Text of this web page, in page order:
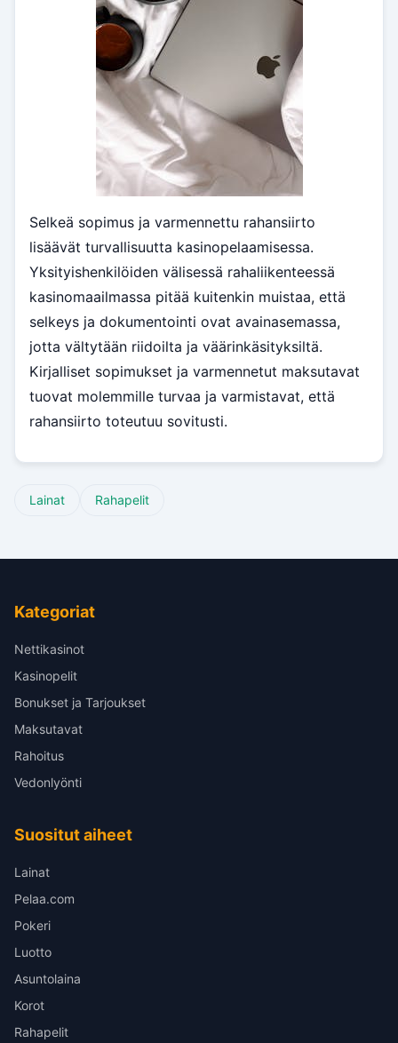
Selkeä sopimus ja varmennettu rahansiirto
lisäävät turvallisuutta kasinopelaamisessa.
Yksityishenkilöiden välisessä rahaliikenteessä
kasinomaailmassa pitää kuitenkin muistaa, että
selkeys ja dokumentointi ovat avainasemassa,
jotta vältytään riidoilta ja väärinkäsityksiltä.
Kirjalliset sopimukset ja varmennetut maksutavat
tuovat molemmille turvaa ja varmistavat, että
rahansiirto toteutuu sovitusti.
Lainat Rahapelit
Kategoriat
Nettikasinot
Kasinopelit
Bonukset ja Tarjoukset
Maksutavat
Rahoitus
Vedonlyönti
Suositut aiheet
Lainat
Pelaa.com
Pokeri
Luotto
Asuntolaina
Korot
Rahapelit